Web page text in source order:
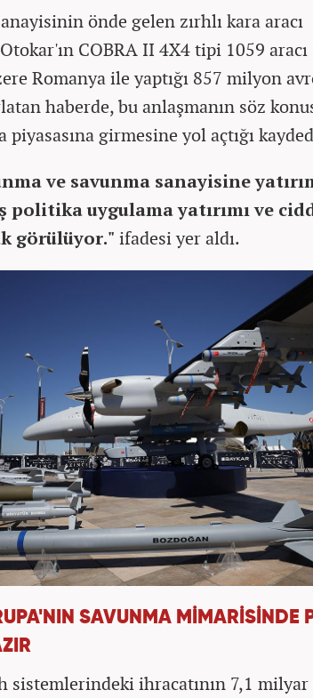
önde gelen zırhlı kara aracı
COBRA II 4X4 tipi 1059 aracı
Romanya ile yaptığı 857 milyon
haberde, bu anlaşmanın söz
piyasasına girmesine yol açtığı
ve savunma sanayisine
politika uygulama yatırımı ve
görülüyor." ifadesi yer aldı.
SAVUNMA MİMARİSİNDE
sistemlerindeki ihracatının 7,1 milyar